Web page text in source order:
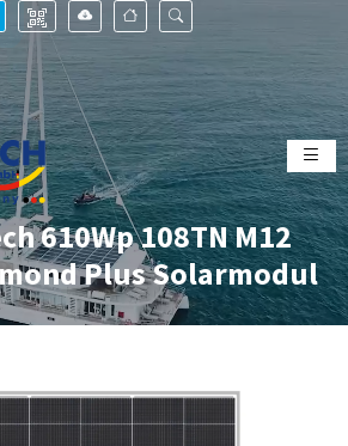
610Wp 108TN M12
Plus Solarmodul